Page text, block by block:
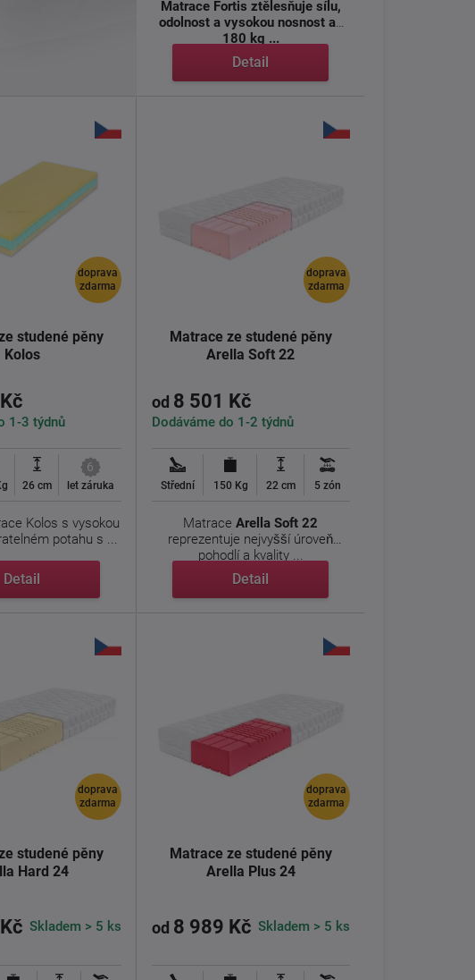
Matrace Fortis ztělesňuje sílu,
odolnost a vysokou nosnost až
180 kg ...
Detail
doprava
zdarma
studené pěny
Kolos
1-3 týdnů
26 cm
6
let záruka
Kolos s vysokou
potahu s ...
Detail
doprava
zdarma
Matrace ze studené pěny
Arella Soft 22
od 8 501 Kč
Dodáváme do 1-2 týdnů
Střední 150 Kg 22 cm 5 zón
MatraceArella Soft 22
reprezentuje nejvyšší úroveň
pohodlí a kvality ...
Detail
doprava
zdarma
studené pěny
Hard 24
Skladem > 5 ks
doprava
zdarma
Matrace ze studené pěny
Arella Plus 24
od 8 989 Kč Skladem > 5 ks